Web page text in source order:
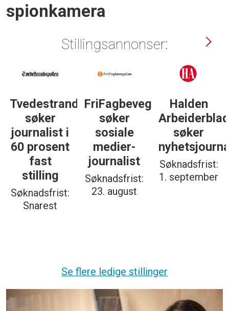
spionkamera
Stillingsannonser:
FriFagbevegelse
søker
sosiale
medier-
journalist
Søknadsfrist:
23. august
Halden
Arbeiderblad
søker
nyhetsjournalist
Søknadsfrist:
1. september
25. juni
søker
journalist
Søknadsfrist:
19. august
Se flere ledige stillinger